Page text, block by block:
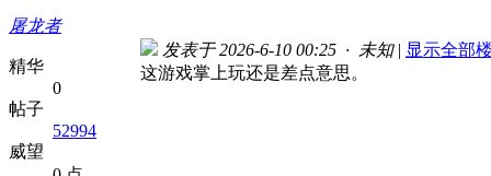
屠龙者
精华
0
帖子
52994
威望
发表于 2026-6-10 00:25 · 未知 | 显示全部
这游戏掌上玩还是差点意思。